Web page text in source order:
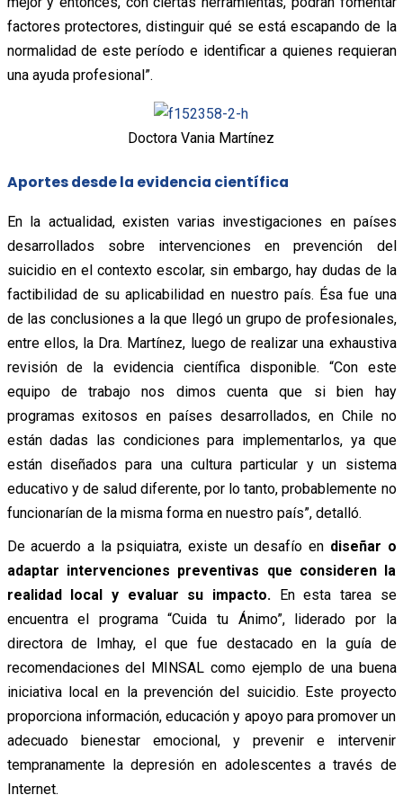
factores protectores, distinguir qué se está escapando de la
normalidad de este período e identificar a quienes requieran
una ayuda profesional”.
Doctora Vania Martínez
Aportes desde la evidencia científica
En la actualidad, existen varias investigaciones en países
desarrollados sobre intervenciones en prevención del
suicidio en el contexto escolar, sin embargo, hay dudas de la
factibilidad de su aplicabilidad en nuestro país. Ésa fue una
de las conclusiones a la que llegó un grupo de profesionales,
entre ellos, la Dra. Martínez, luego de realizar una exhaustiva
revisión de la evidencia científica disponible. “Con este
equipo de trabajo nos dimos cuenta que si bien hay
programas exitosos en países desarrollados, en Chile no
están dadas las condiciones para implementarlos, ya que
están diseñados para una cultura particular y un sistema
educativo y de salud diferente, por lo tanto, probablemente no
funcionarían de la misma forma en nuestro país”, detalló.
De acuerdo a la psiquiatra, existe un desafío en diseñar o
adaptar intervenciones preventivas que consideren la
realidad local y evaluar su impacto.En esta tarea se
encuentra el programa “Cuida tu Ánimo”, liderado por la
directora de Imhay, el que fue destacado en la guía de
recomendaciones del MINSAL como ejemplo de una buena
iniciativa local en la prevención del suicidio. Este proyecto
proporciona información, educación y apoyo para promover un
adecuado bienestar emocional, y prevenir e intervenir
tempranamente la depresión en adolescentes a través de
Internet.